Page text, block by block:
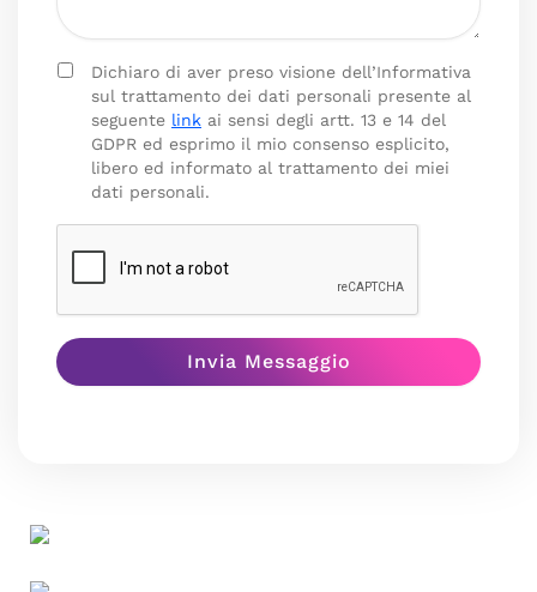
Dichiaro di aver preso visione dell’Informativa
sul trattamento dei dati personali presente al
seguente link ai sensi degli artt. 13 e 14 del
GDPR ed esprimo il mio consenso esplicito,
libero ed informato al trattamento dei miei
dati personali.